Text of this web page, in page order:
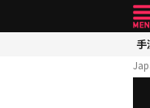
手